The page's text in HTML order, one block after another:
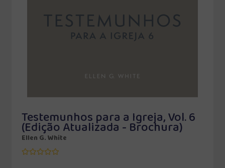
Testemunhos para a Igreja, Vol. 6
(Edição Atualizada - Brochura)
Ellen G. White